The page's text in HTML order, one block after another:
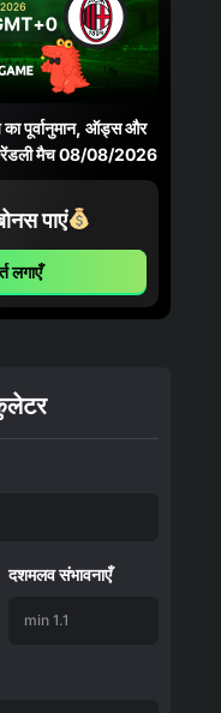
– कोपा
2026
– कोपा
2026
निजमेगन
सट्टेबाजी के
स्लोवान
लीग योग्यता
का पूर्वानुमान, ऑड्स और
मैच 08/08/2026
पाएं
लगाएँ
दशमलव संभावनाएँ